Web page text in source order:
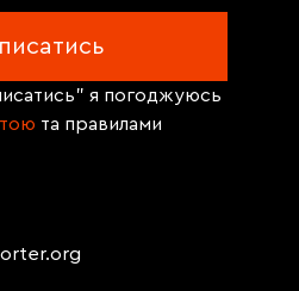
я погоджуюсь
та правилами